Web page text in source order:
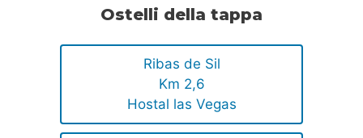
Ostelli della tappa
Ribas de Sil
Km 2,6
Hostal las Vegas